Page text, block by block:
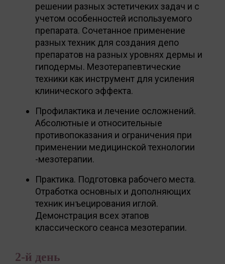
решении разных эстетичеких задач и с
учетом особенностей используемого
препарата. Сочетанное применение
разных техник для создания депо
препаратов на разных уровнях дермы и
гиподермы. Мезотерапевтические
техники как инструмент для усиления
клинического эффекта.
Профилактика и лечение осложнений.
Абсолютные и относительные
противопоказания и ограничения при
применении медицинской технологии
-мезотерапии.
Практика. Подготовка рабочего места.
Отработка основных и дополняющих
техник инъецирования иглой.
Демонстрация всех этапов
классического сеанса мезотерапии.
2-й день